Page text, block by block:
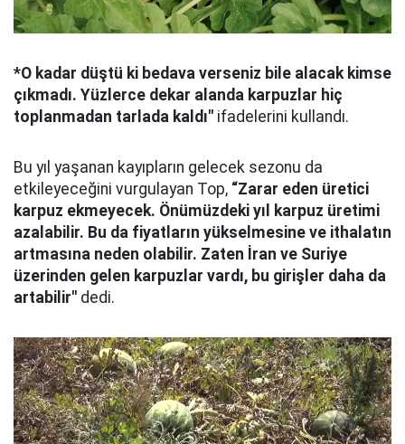
*O kadar düştü ki bedava verseniz bile alacak kimse
çıkmadı. Yüzlerce dekar alanda karpuzlar hiç
toplanmadan tarlada kaldı" ifadelerini kullandı.
Bu yıl yaşanan kayıpların gelecek sezonu da
etkileyeceğini vurgulayan Top, “Zarar eden üretici
karpuz ekmeyecek. Önümüzdeki yıl karpuz üretimi
azalabilir. Bu da fiyatların yükselmesine ve ithalatın
artmasına neden olabilir. Zaten İran ve Suriye
üzerinden gelen karpuzlar vardı, bu girişler daha da
artabilir" dedi.